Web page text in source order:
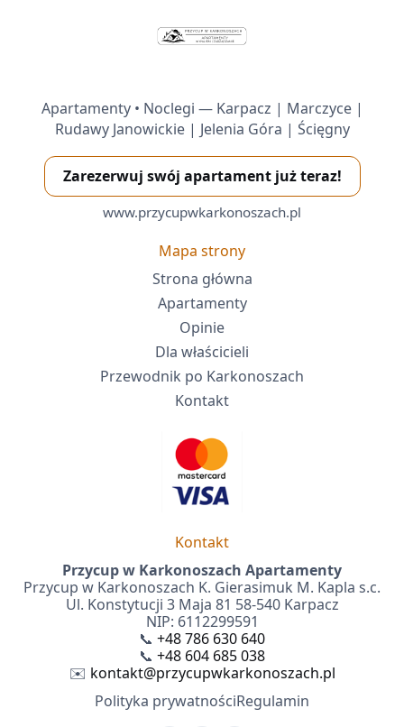
Apartamenty • Noclegi — Karpacz | Marczyce |
Rudawy Janowickie | Jelenia Góra | Ścięgny
Zarezerwuj swój apartament już teraz!
www.przycupwkarkonoszach.pl
Mapa strony
Strona główna
Apartamenty
Opinie
Dla właścicieli
Przewodnik po Karkonoszach
Kontakt
Kontakt
Przycup w Karkonoszach Apartamenty
Przycup w Karkonoszach K. Gierasimuk M. Kapla s.c.
Ul. Konstytucji 3 Maja 81 58-540 Karpacz
NIP: 6112299591
📞 +48 786 630 640
📞 +48 604 685 038
✉️ kontakt@przycupwkarkonoszach.pl
Polityka prywatnościRegulamin